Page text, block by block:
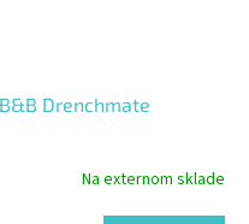
Drenchmate
Na externom sklade